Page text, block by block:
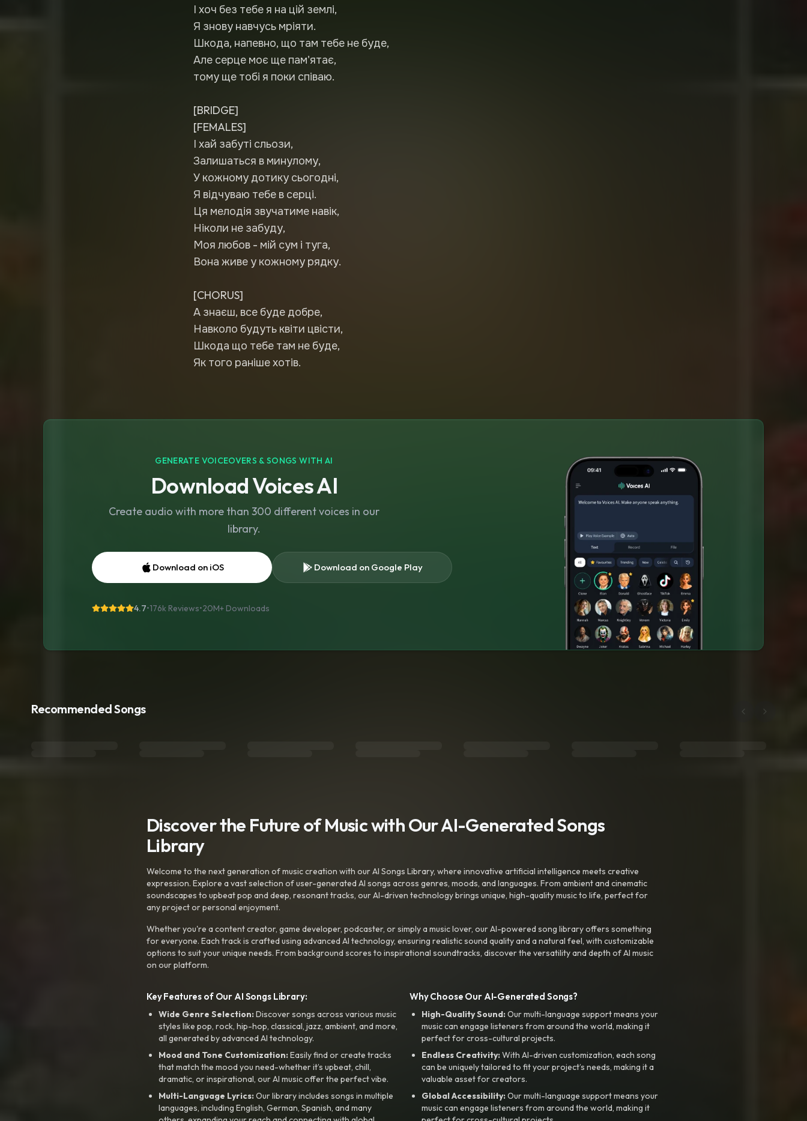
І хоч без тебе я на цій землі,
Я знову навчусь мріяти.
Шкода, напевно, що там тебе не буде,
Але серце моє ще пам'ятає,
тому ще тобі я поки співаю.
[BRIDGE]
[FEMALES]
І хай забуті сльози,
Залишаться в минулому,
У кожному дотику сьогодні,
Я відчуваю тебе в серці.
Ця мелодія звучатиме навік,
Ніколи не забуду,
Моя любов - мій сум і туга,
Вона живе у кожному рядку.
[CHORUS]
А знаєш, все буде добре,
Навколо будуть квіти цвісти,
Шкода що тебе там не буде,
Як того раніше хотів.
GENERATE VOICEOVERS & SONGS WITH AI
Download Voices AI
Create audio with more than 300 different voices in our
library.
Download on iOS Download on Google Play
4.7•176k Reviews•20M+ Downloads
Recommended Songs
Discover the Future of Music with Our AI-Generated Songs
Library
Welcome to the next generation of music creation with our AI Songs Library, where innovative artificial intelligence meets creative
expression. Explore a vast selection of user-generated AI songs across genres, moods, and languages. From ambient and cinematic
soundscapes to upbeat pop and deep, resonant tracks, our AI-driven technology brings unique, high-quality music to life, perfect for
any project or personal enjoyment.
Whether you're a content creator, game developer, podcaster, or simply a music lover, our AI-powered song library offers something
for everyone. Each track is crafted using advanced AI technology, ensuring realistic sound quality and a natural feel, with customizable
options to suit your unique needs. From background scores to inspirational soundtracks, discover the versatility and depth of AI music
on our platform.
Key Features of Our AI Songs Library:
Wide Genre Selection:Discover songs across various music
styles like pop, rock, hip-hop, classical, jazz, ambient, and more,
all generated by advanced AI technology.
Mood and Tone Customization:Easily find or create tracks
that match the mood you need-whether it’s upbeat, chill,
dramatic, or inspirational, our AI music offer the perfect vibe.
Multi-Language Lyrics:Our library includes songs in multiple
languages, including English, German, Spanish, and many
Why Choose Our AI-Generated Songs?
High-Quality Sound:Our multi-language support means your
music can engage listeners from around the world, making it
perfect for cross-cultural projects.
Endless Creativity:With AI-driven customization, each song
can be uniquely tailored to fit your project’s needs, making it a
valuable asset for creators.
Global Accessibility:Our multi-language support means your
music can engage listeners from around the world, making it